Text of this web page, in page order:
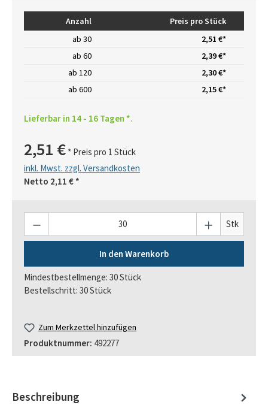
Anzahl
Preis pro Stück
ab 30
2,51 €*
ab 60
2,39 €*
ab 120
2,30 €*
ab 600 2,15 €*
Lieferbar in 14 - 16 Tagen *.
2,51 € * Preis pro 1 Stück
inkl. Mwst. zzgl. Versandkosten
Netto 2,11 € *
Stk
In den Warenkorb
Mindestbestellmenge: 30 Stück
Bestellschritt: 30 Stück
Zum Merkzettel hinzufügen
Produktnummer: 492277
Beschreibung